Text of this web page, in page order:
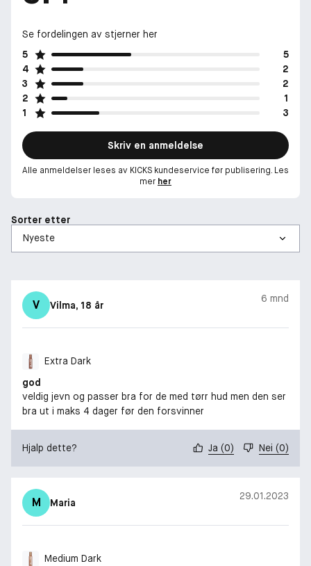
Se fordelingen av stjerner her
5
5
4
2
3
2
2
1
1
3
Skriv en anmeldelse
Alle anmeldelser leses av KICKS kundeservice før publisering. Les
mer her
Sorter etter
V Vilma, 18 år
6 mnd
Extra Dark
god
veldig jevn og passer bra for de med tørr hud men den ser
bra ut i maks 4 dager før den forsvinner
Hjalp dette? Ja (0) Nei (0)
M Maria
29.01.2023
Medium Dark